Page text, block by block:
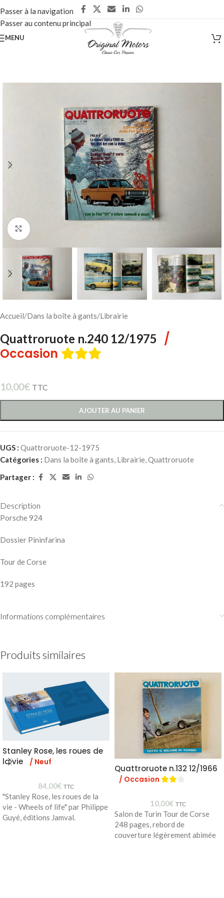
Passer à la navigation
Passer au contenu principal
MENU
Cliquez pour agrandir
Accueil/Dans la boîte à gants/Librairie
Quattroruote n.240 12/1975 /
Occasion
10,00€ TTC
AJOUTER AU PANIER
UGS : Quattroruote-12-1975
Catégories : Dans la boîte à gants, Librairie,Quattroruote
Partager :
Description
Porsche 924
Dossier Pininfarina
Tour de Corse
192 pages
Informations complémentaires
Produits similaires
Stanley Rose, les roues de
la vie
/ Neuf
84,00€ TTC
"Stanley Rose, les roues de la
vie - Wheels of life" par Philippe
Guyé, éditions Jamval.
Quattroruote n.132 12/1966
/ Occasion
10,00€ TTC
Salon de Turin Tour de Corse
248 pages, rebord de
couverture légèrement abimée